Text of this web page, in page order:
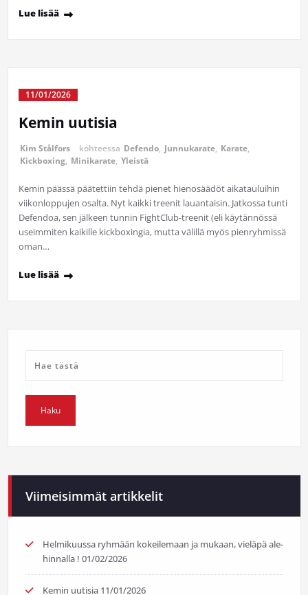
Lue lisää
11/01/2026
Kemin uutisia
Kim Stålfors kohteessa Defendo, Junnukarate, Karate,
Kickboxing, Minikarate, Yleistä
Kemin päässä päätettiin tehdä pienet hienosäädöt aikatauluihin
viikonloppujen osalta. Nyt kaikki treenit lauantaisin. Jatkossa tunti
Defendoa, sen jälkeen tunnin FightClub-treenit (eli käytännössä
useimmiten kaikille kickboxingia, mutta välillä myös pienryhmissä
oman…
Lue lisää
Viimeisimmät artikkelit
Helmikuussa ryhmään kokeilemaan ja mukaan, vieläpä ale-
hinnalla ! 01/02/2026
Kemin uutisia 11/01/2026